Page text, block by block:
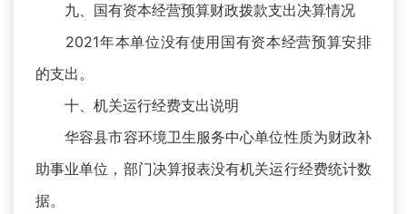
九、国有资本经营预算财政拨款支出决算情况
2021年本单位没有使用国有资本经营预算安排
的支出。
十、机关运行经费支出说明
华容县市容环境卫生服务中心单位性质为财政补
助事业单位，部门决算报表没有机关运行经费统计数
据。